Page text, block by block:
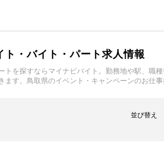
・バイト・パート求人情報
を探すならマイナビバイト。勤務地や駅、職
す。鳥取県のイベント・キャンペーンのお仕
並び替え